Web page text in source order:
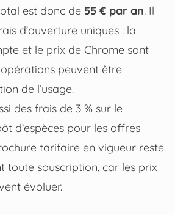
est donc de 55 € par an. Il
d’ouverture uniques : la
et le prix de Chrome sont
opérations peuvent être
de l’usage.
des frais de 3 % sur le
d’espèces pour les offres
tarifaire en vigueur reste
toute souscription, car les prix
évoluer.